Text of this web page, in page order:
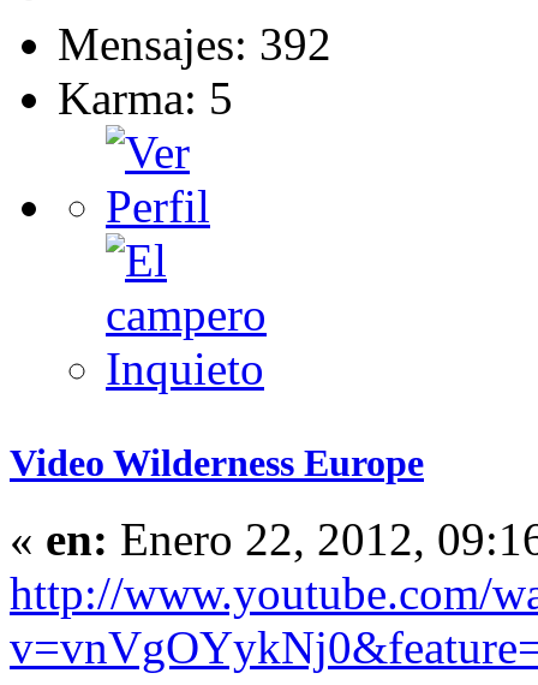
Mensajes: 392
Karma: 5
Video Wilderness Europe
« en: Enero 22, 2012,
http://www.youtube.com/